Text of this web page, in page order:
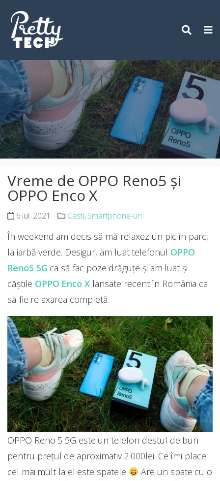
content
Vreme de OPPO Reno5 și
OPPO Enco X
6 iul. 2021 Casti,Smartphone-uri
În weekend am decis să mă relaxez un pic în parc,
la iarbă verde. Desigur, am luat telefonul OPPO
Reno5 5G ca să fac poze drăguțe și am luat și
căștile OPPO Enco X lansate recent în România ca
să fie relaxarea completă.
OPPO Reno 5 5G este un telefon destul de bun
pentru prețul de aproximativ 2.000lei. Ce îmi place
cel mai mult la el este spatele
Are un spate cu o